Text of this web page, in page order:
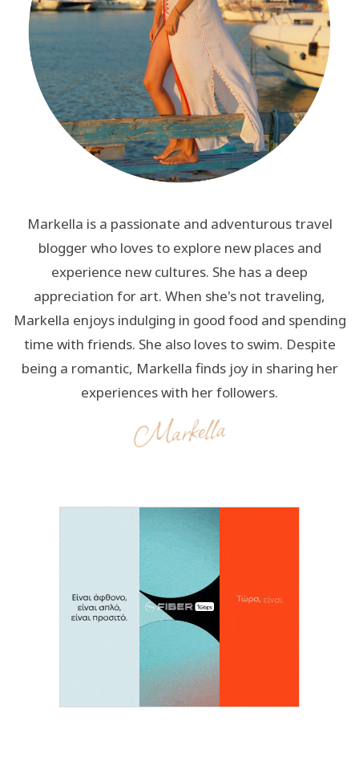
Markella is a passionate and adventurous travel
blogger who loves to explore new places and
experience new cultures. She has a deep
appreciation for art. When she's not traveling,
Markella enjoys indulging in good food and spending
time with friends. She also loves to swim. Despite
being a romantic, Markella finds joy in sharing her
experiences with her followers.